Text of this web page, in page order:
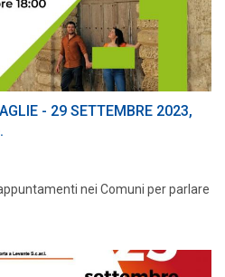
- 29 SETTEMBRE 2023,
nei Comuni per parlare